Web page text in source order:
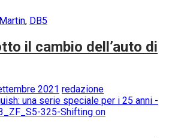
, DB5
il cambio dell’auto di
2021 redazione